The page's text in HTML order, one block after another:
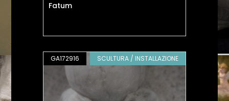
Fatum
GA172916 SCULTURA / INSTALLAZIONE